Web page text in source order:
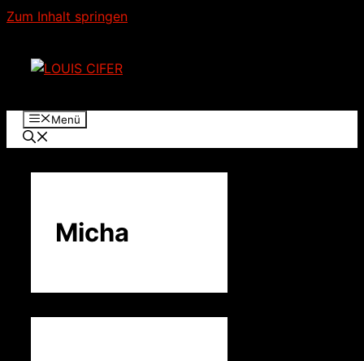
Zum Inhalt springen
Menü
Micha